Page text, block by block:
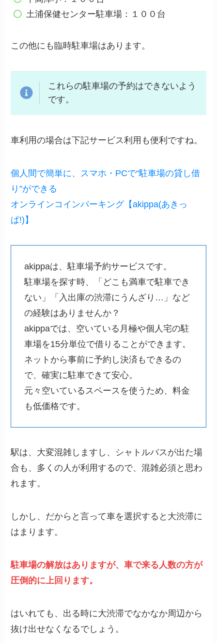
土浦保健センター駐車場：１００台
この他にも臨時駐車場はあります。
これらの駐車場の予約はできないよう
です。
車利用の場合は下記サービス利用も便利ですね。
個人間で簡単に、スマホ・PCで“駐車場の貸し借
り”ができる
オンラインコインパーキング【akippa(あきっ
ぱ!)】
akippaは、駐車場予約サービスです。
駐車場を探す時、「どこも満車で駐車でき
ない」「入出庫の渋滞にうんざり…」など
の経験はありませんか？
akippaでは、空いている月極や個人宅の駐
車場を15分単位で借りることができます。
ネットから事前に予約し決済もできるの
で、確実に駐車できて安心。
元々空いているスペースを使うため、料金
も低価格です。
駅は、大変混雑しますし、シャトルバスが出た場
合も、多くの人が利用するので、混雑必須と思わ
れます。
しかし、だからと言って車を選択すると大渋滞に
はまります。
駐車場の解放はありますが、車で来る人数の方が
圧倒的に上回ります。
はいれても、出る時に大渋滞でなかなか周辺から
抜け出せなくなるでしょう。